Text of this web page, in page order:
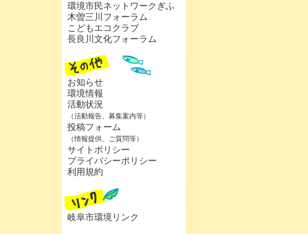
環境市民ネットワークぎふ
木曽三川フォーラム
こどもエコクラブ
長良川文化フォーラム
お知らせ
環境情報
活動状況
（活動報告、募集案内等）
投稿フォーム
（情報提供、ご質問等）
サイトポリシー
プライバシーポリシー
利用規約
岐阜市環境リンク